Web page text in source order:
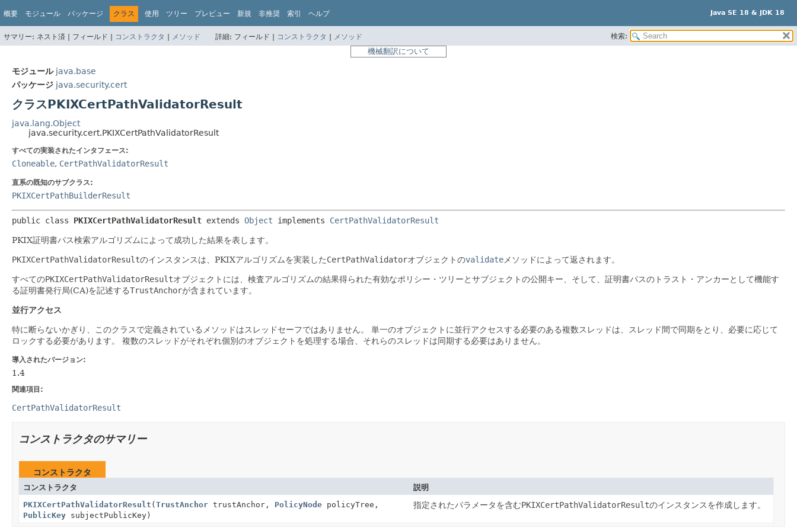
Java SE 18 & JDK 18
概要 モジュール パッケージ クラス 使用 ツリー プレビュー 新規 非推奨 索引 ヘルプ
サマリー: ネスト済 | フィールド | コンストラクタ | メソッド 詳細: フィールド | コンストラクタ | メソッド 検索:
機械翻訳について
モジュール java.base
パッケージ java.security.cert
クラスPKIXCertPathValidatorResult
java.lang.Object
java.security.cert.PKIXCertPathValidatorResult
すべての実装されたインタフェース:
Cloneable, CertPathValidatorResult
直系の既知のサブクラス:
PKIXCertPathBuilderResult
public class PKIXCertPathValidatorResult extends Object implements CertPathValidatorResult
PKIX証明書パス検索アルゴリズムによって成功した結果を表します。
PKIXCertPathValidatorResultのインスタンスは、PKIXアルゴリズムを実装したCertPathValidatorオブジェクトのvalidate メソッドによって返されます。
すべてのPKIXCertPathValidatorResultオブジェクトには、検査アルゴリズムの結果得られた有効なポリシー・ツリーとサブジェクトの公開キー、そして、証明書パスのトラスト・アンカーとして機能す
る証明書発行局(CA)を記述するTrustAnchorが含まれています。
並行アクセス
特に断らないかぎり、このクラスで定義されているメソッドはスレッドセーフではありません。
単一のオブジェクトに並行アクセスする必要のある複数スレッドは、スレッド間で同期をとり、必要に応じて
ロックする必要があります。
複数のスレッドがそれぞれ個別のオブジェクトを処理する場合、それらのスレッドは同期する必要はありません。
導入されたバージョン:
1.4
関連項目:
CertPathValidatorResult
コンストラクタのサマリー
コンストラクタ
コンストラクタ
説明
PKIXCertPathValidatorResult (TrustAnchor trustAnchor, PolicyNode policyTree,
PublicKey subjectPublicKey)
指定されたパラメータを含むPKIXCertPathValidatorResultのインスタンスを作成します。